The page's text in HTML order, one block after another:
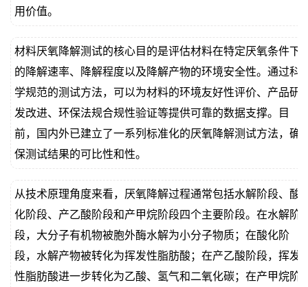
用价值。
材料厌氧降解测试的核心目的是评估材料在特定厌氧条件下
的降解速率、降解程度以及降解产物的环境安全性。通过科
学规范的测试方法，可以为材料的环境友好性评价、产品研
发改进、环保法规合规性验证等提供可靠的数据支撑。目
前，国内外已建立了一系列标准化的厌氧降解测试方法，确
保测试结果的可比性和性。
从技术原理角度来看，厌氧降解过程通常包括水解阶段、酸
化阶段、产乙酸阶段和产甲烷阶段四个主要阶段。在水解阶
段，大分子有机物被胞外酶水解为小分子物质；在酸化阶
段，水解产物被转化为挥发性脂肪酸；在产乙酸阶段，挥发
性脂肪酸进一步转化为乙酸、氢气和二氧化碳；在产甲烷阶